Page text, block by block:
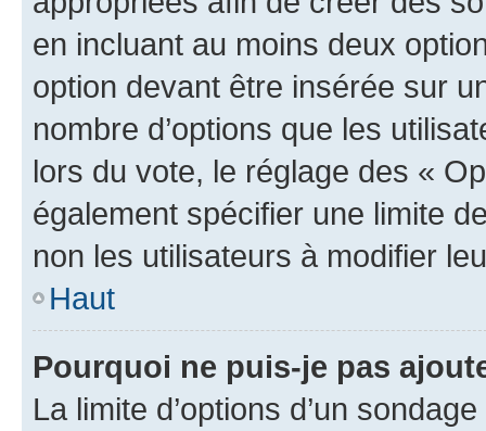
en incluant au moins deux
option devant être insérée sur
nombre d’options que les
lors du vote, le réglage des «
également spécifier une limite
non les utilisateurs à modifier
Haut
Pourquoi ne puis-je pas
La limite d’options d’un